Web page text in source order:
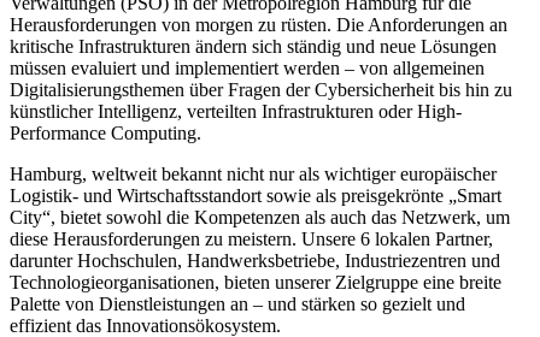
Herausforderungen von morgen zu rüsten. Die Anforderungen an
kritische Infrastrukturen ändern sich ständig und neue Lösungen
müssen evaluiert und implementiert werden – von allgemeinen
Digitalisierungsthemen über Fragen der Cybersicherheit bis hin zu
künstlicher Intelligenz, verteilten Infrastrukturen oder High-
Performance Computing.
Hamburg, weltweit bekannt nicht nur als wichtiger europäischer
Logistik- und Wirtschaftsstandort sowie als preisgekrönte „Smart
City“, bietet sowohl die Kompetenzen als auch das Netzwerk, um
diese Herausforderungen zu meistern. Unsere 6 lokalen Partner,
darunter Hochschulen, Handwerksbetriebe, Industriezentren und
Technologieorganisationen, bieten unserer Zielgruppe eine breite
Palette von Dienstleistungen an – und stärken so gezielt und
effizient das Innovationsökosystem.